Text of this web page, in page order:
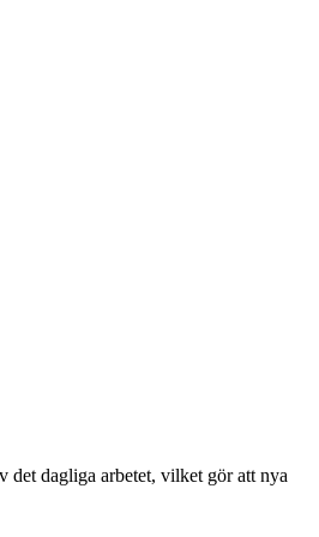
det dagliga arbetet, vilket gör att nya